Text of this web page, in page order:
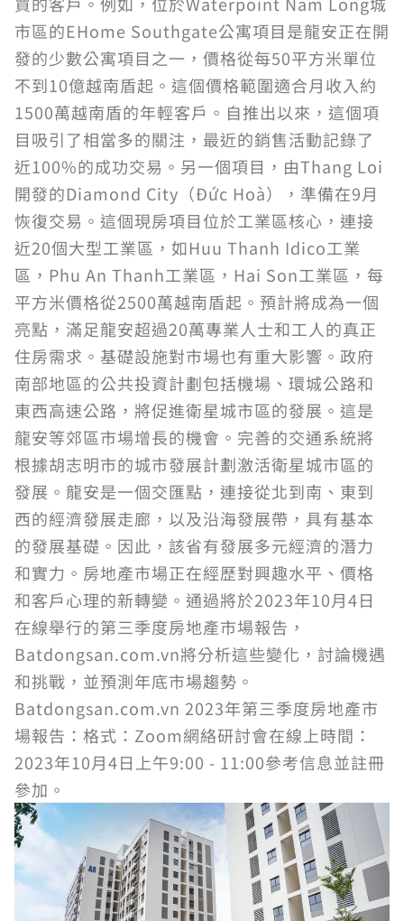
市區的EHome Southgate公寓項目是龍安正在開
發的少數公寓項目之一，價格從每50平方米單位
不到10億越南盾起。這個價格範圍適合月收入約
1500萬越南盾的年輕客戶。自推出以來，這個項
目吸引了相當多的關注，最近的銷售活動記錄了
近100%的成功交易。另一個項目，由Thang Loi
開發的Diamond City（Đức Hoà），準備在9月
恢復交易。這個現房項目位於工業區核心，連接
近20個大型工業區，如Huu Thanh Idico工業
區，Phu An Thanh工業區，Hai Son工業區，每
平方米價格從2500萬越南盾起。預計將成為一個
亮點，滿足龍安超過20萬專業人士和工人的真正
住房需求。基礎設施對市場也有重大影響。政府
南部地區的公共投資計劃包括機場、環城公路和
東西高速公路，將促進衛星城市區的發展。這是
龍安等郊區市場增長的機會。完善的交通系統將
根據胡志明市的城市發展計劃激活衛星城市區的
發展。龍安是一個交匯點，連接從北到南、東到
西的經濟發展走廊，以及沿海發展帶，具有基本
的發展基礎。因此，該省有發展多元經濟的潛力
和實力。房地產市場正在經歷對興趣水平、價格
和客戶心理的新轉變。通過將於2023年10月4日
在線舉行的第三季度房地產市場報告，
Batdongsan.com.vn將分析這些變化，討論機遇
和挑戰，並預測年底市場趨勢。
Batdongsan.com.vn 2023年第三季度房地產市
場報告：格式：Zoom網絡研討會在線上時間：
2023年10月4日上午9:00 - 11:00參考信息並註冊
參加。